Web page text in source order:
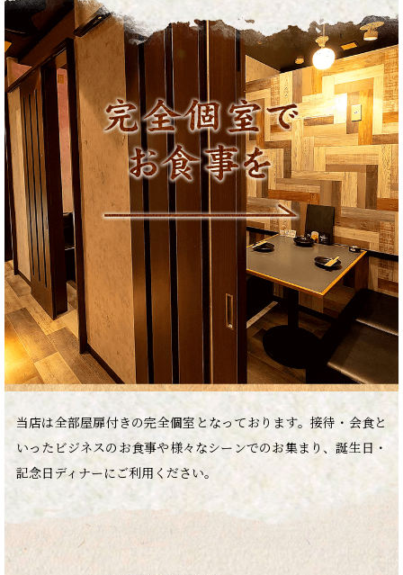
当店は全部屋扉付きの完全個室となっております。接待・会食と
いったビジネスのお食事や様々なシーンでのお集まり、誕生日・
記念日ディナーにご利用ください。